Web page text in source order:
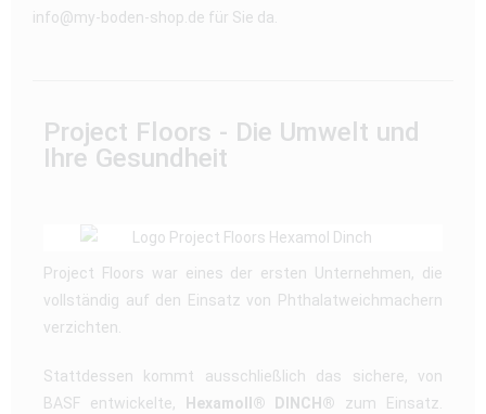
info@my-boden-shop.de für Sie da.
Project Floors - Die Umwelt und
Ihre Gesundheit
Project Floors war eines der ersten Unternehmen, die
vollständig auf den Einsatz von Phthalatweichmachern
verzichten.
Stattdessen kommt ausschließlich das sichere, von
BASF entwickelte,
Hexamoll® DINCH® zum Einsatz.